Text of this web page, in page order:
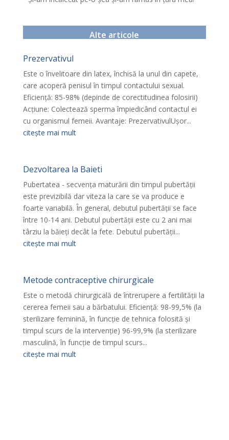
Alte articole
Prezervativul
Este o învelitoare din latex, închisă la unul din capete,
care acoperă penisul în timpul contactului sexual.
Eficienţă: 85-98% (depinde de corectitudinea folosirii)
Acţiune: Colectează sperma împiedicând contactul ei
cu organismul femeii. Avantaje: PrezervativulUşor...
citește mai mult
Dezvoltarea la Baieti
Pubertatea - secvenţa maturării din timpul pubertăţii
este previzibilă dar viteza la care se va produce e
foarte variabilă. În general, debutul pubertăţii se face
între 10-14 ani. Debutul pubertăţii este cu 2 ani mai
târziu la băieţi decât la fete. Debutul pubertăţii...
citește mai mult
Metode contraceptive chirurgicale
Este o metodă chirurgicală de întrerupere a fertilităţii la
cererea femeii sau a bărbatului. Eficienţă: 98-99,5% (la
sterilizare feminină, în funcţie de tehnica folosită şi
timpul scurs de la intervenţie) 96-99,9% (la sterilizare
masculină, în funcţie de timpul scurs...
citește mai mult